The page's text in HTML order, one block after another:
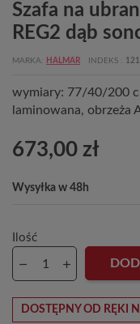
Szafa na
REG2 dąb
MARKA HALMAR INDEKS
wymiary: 77/40/200
laminowana, obrzeża
673,00 zł
Wysyłka w 48h
Ilość
DOSTĘPNY OD RĘKI